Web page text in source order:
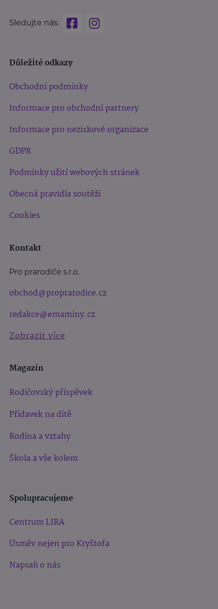
Sledujte nás:
Důležité odkazy
Obchodní podmínky
Informace pro obchodní partnery
Informace pro neziskové organizace
GDPR
Podmínky užití webových stránek
Obecná pravidla soutěží
Cookies
Kontakt
Pro prarodiče s.r.o.
obchod@proprarodice.cz
redakce@emaminy.cz
Zobrazit více
Magazín
Rodičovský příspěvek
Přídavek na dítě
Rodina a vztahy
Škola a vše kolem
Spolupracujeme
Centrum LIRA
Úsměv nejen pro Kryštofa
Napsali o nás